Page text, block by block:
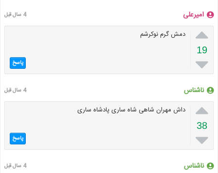
امیرعلی 4 سال قبل

19

دمش گرم نوکرشم
پاسخ
ناشناس 4 سال قبل

38

داش مهران شاهی شاه ساری پادشاه ساری
پاسخ
ناشناس 4 سال قبل